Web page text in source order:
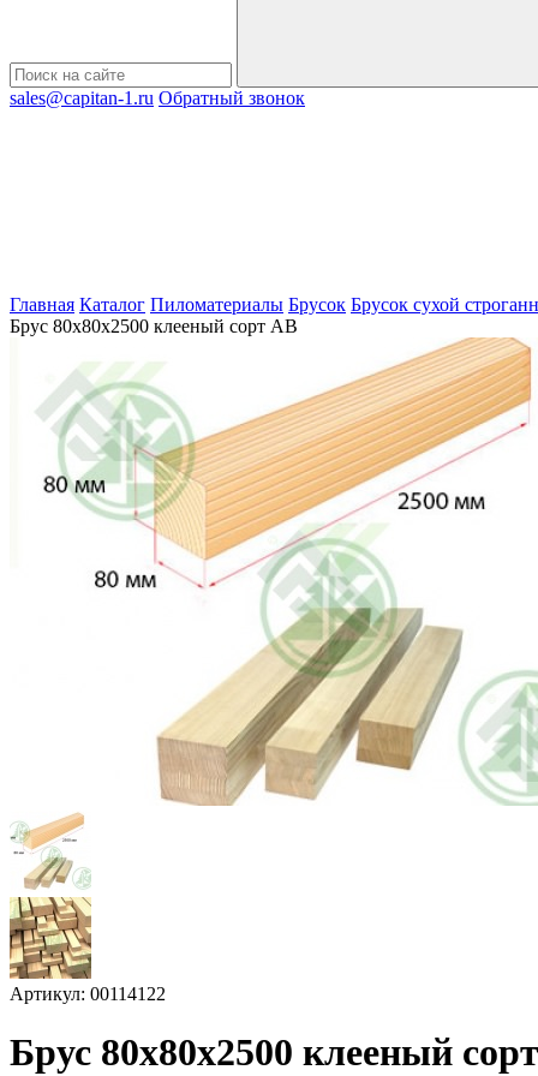
sales@capitan-1.ru Обратный звонок
Главная Каталог Пиломатериалы Брусок Брусок сухой
Брус 80х80х2500 клееный сорт АВ
Артикул: 00114122
Брус 80х80х2500 клееный